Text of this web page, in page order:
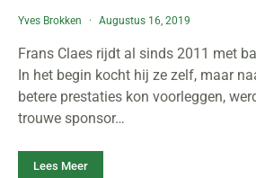
Yves Brokken Augustus 16, 2019
Frans Claes rijdt al sinds 2011 met
In het begin kocht hij ze zelf, maar
betere prestaties kon voorleggen,
trouwe sponsor…
Lees Meer